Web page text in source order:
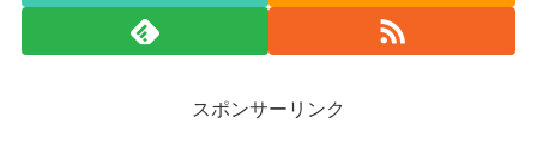
スポンサーリンク